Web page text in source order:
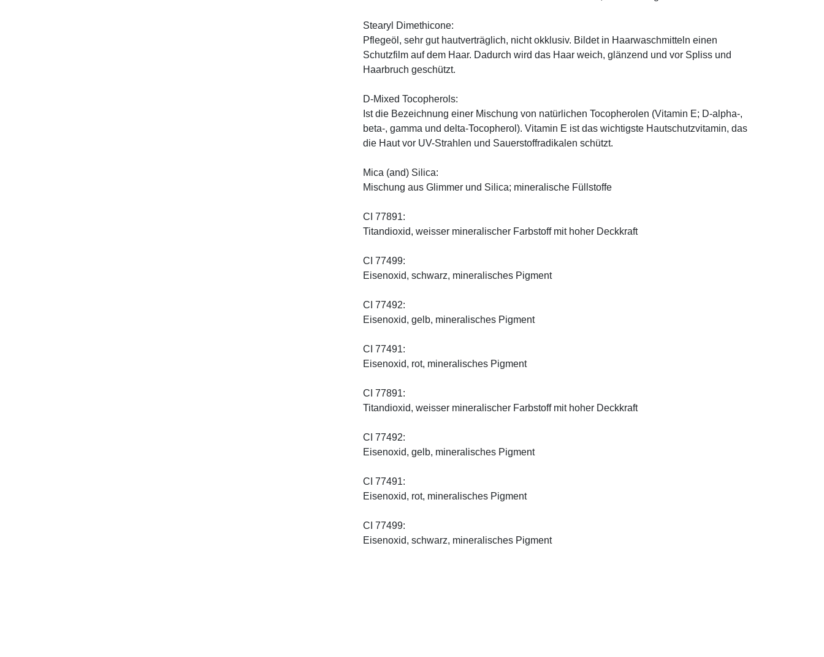
Stearyl Dimethicone:
Pflegeöl, sehr gut hautverträglich, nicht okklusiv. Bildet in Haarwaschmitteln einen
Schutzfilm auf dem Haar. Dadurch wird das Haar weich, glänzend und vor Spliss und
Haarbruch geschützt.
D-Mixed Tocopherols:
Ist die Bezeichnung einer Mischung von natürlichen Tocopherolen (Vitamin E; D-alpha-,
beta-, gamma und delta-Tocopherol). Vitamin E ist das wichtigste Hautschutzvitamin, das
die Haut vor UV-Strahlen und Sauerstoffradikalen schützt.
Mica (and) Silica:
Mischung aus Glimmer und Silica; mineralische Füllstoffe
CI 77891:
Titandioxid, weisser mineralischer Farbstoff mit hoher Deckkraft
CI 77499:
Eisenoxid, schwarz, mineralisches Pigment
CI 77492:
Eisenoxid, gelb, mineralisches Pigment
CI 77491:
Eisenoxid, rot, mineralisches Pigment
CI 77891:
Titandioxid, weisser mineralischer Farbstoff mit hoher Deckkraft
CI 77492:
Eisenoxid, gelb, mineralisches Pigment
CI 77491:
Eisenoxid, rot, mineralisches Pigment
CI 77499:
Eisenoxid, schwarz, mineralisches Pigment